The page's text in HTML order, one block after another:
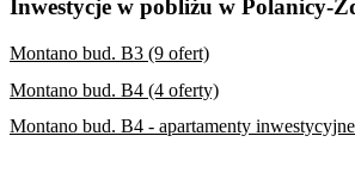
Inwestycje w pobliżu w Polanicy-
Montano bud. B3 (9 ofert)
Montano bud. B4 (4 oferty)
Montano bud. B4 - apartamenty